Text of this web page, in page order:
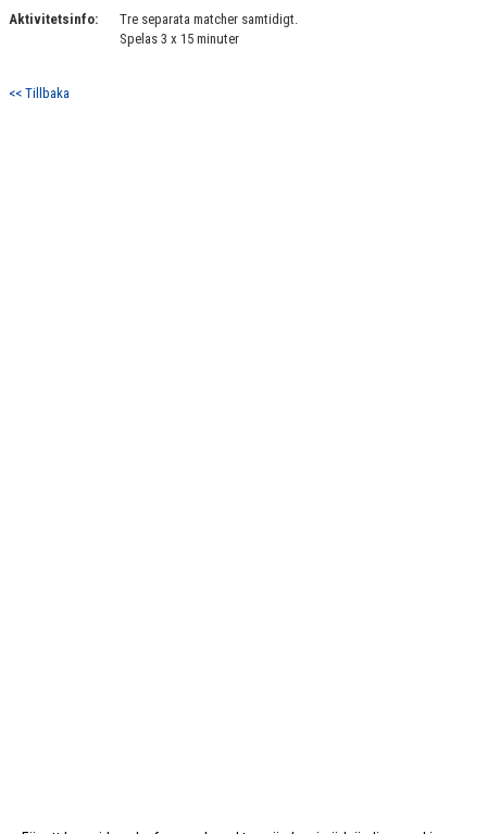
Aktivitetsinfo:
Tre separata matcher samtidigt.
Spelas 3 x 15 minuter
<< Tillbaka